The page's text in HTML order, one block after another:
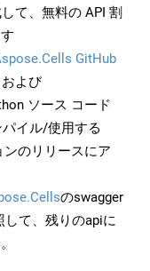
て、無料の API 割
GitHub
よび
ソース コード
イル/使用する
のリリースにア
のswagger
て、残りのapiに